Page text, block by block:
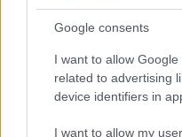
Google consents
I want to allow
related to advertising
device identifiers in
I want to allow my